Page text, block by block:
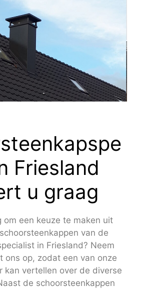
Friesland
u graag
een keuze te maken uit
van de
in Friesland? Neem
ons op, zodat een van onze
kan vertellen over de diverse
de schoorsteenkappen